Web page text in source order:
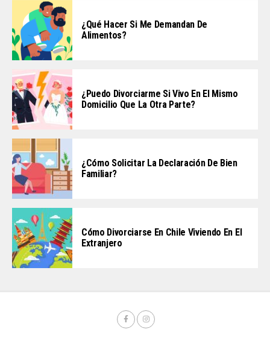
¿Qué Hacer Si Me Demandan De
Alimentos?
¿Puedo Divorciarme Si Vivo En El Mismo
Domicilio Que La Otra Parte?
¿Cómo Solicitar La Declaración De Bien
Familiar?
Cómo Divorciarse En Chile Viviendo En El
Extranjero